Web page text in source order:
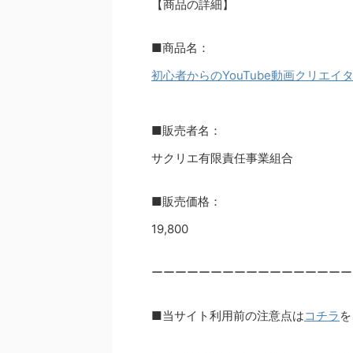
【商品の詳細】
■商品名：
初心者からのYouTube動画クリエイ
■販売者名：
サクリエ有限責任事業組合
■販売価格：
19,800
ーーーーーーーーーーーーーーーー
■当サイト利用前の注意点はコチラ